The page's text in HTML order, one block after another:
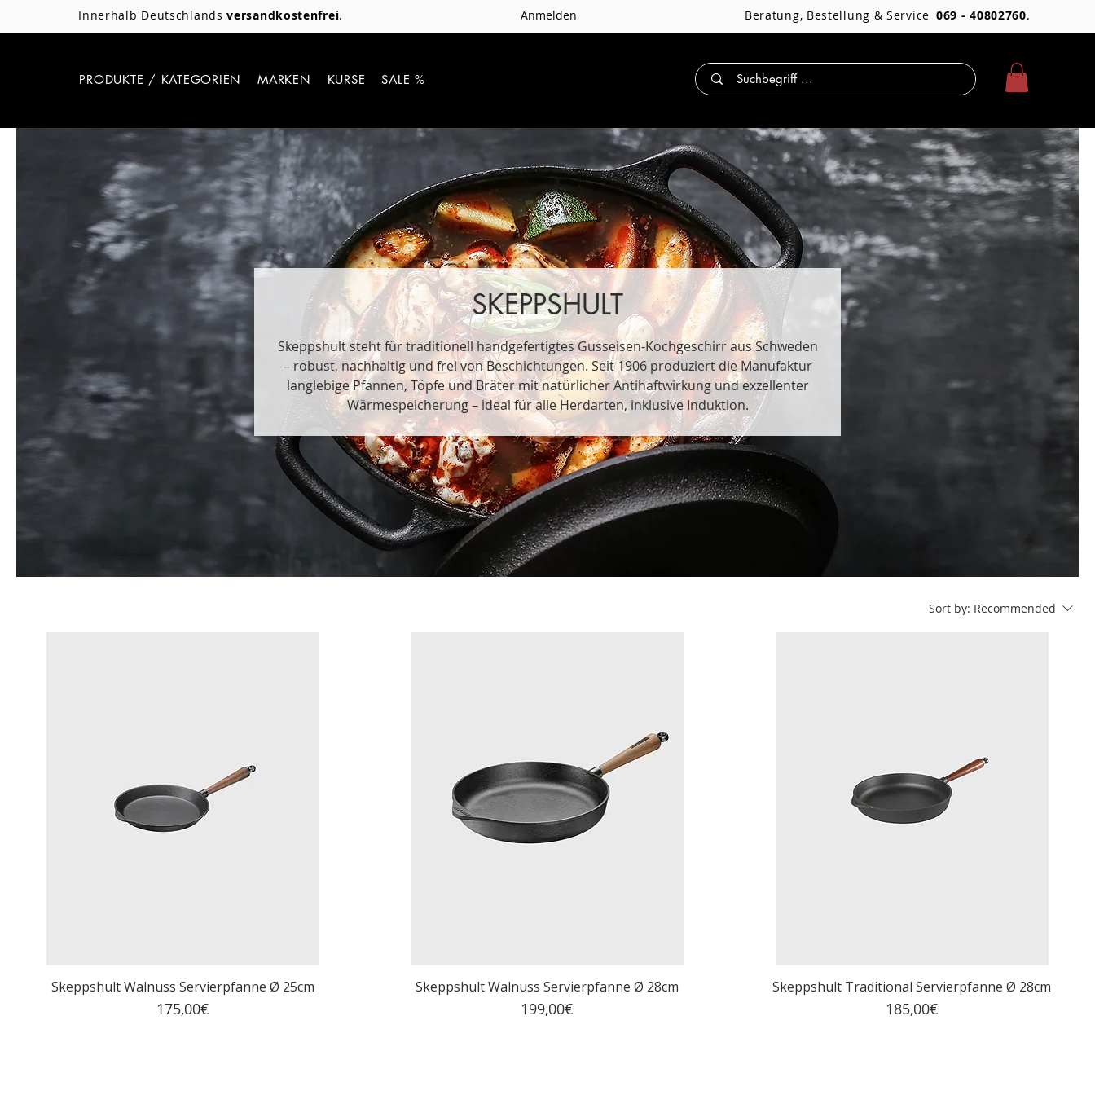
Innerhalb Deutschlandsversandkostenfrei. Anmelden Beratung, Bestellung & Service 069 - 40802760.
PRODUKTE / KATEGORIEN MARKEN KURSE SALE %
SKEPPSHULT
Skeppshult steht für traditionell handgefertigtes Gusseisen-Kochgeschirr aus Schweden
– robust, nachhaltig und frei von Beschichtungen. Seit 1906 produziert die Manufaktur
langlebige Pfannen, Töpfe und Bräter mit natürlicher Antihaftwirkung und exzellenter
Wärmespeicherung – ideal für alle Herdarten, inklusive Induktion.
Sort by: Recommended
Skeppshult Walnuss Servierpfanne Ø 25cm
Price
175,00€
Skeppshult Walnuss Servierpfanne Ø 28cm
Price
199,00€
Skeppshult Traditional Servierpfanne Ø 28cm
Price
185,00€